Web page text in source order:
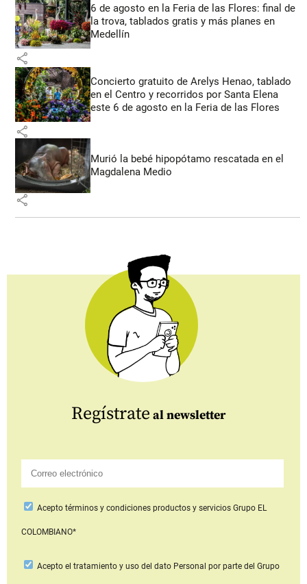
6 de agosto en la Feria de las Flores: final de
la trova, tablados gratis y más planes en
Medellín
share
Concierto gratuito de Arelys Henao, tablado
en el Centro y recorridos por Santa Elena
este 6 de agosto en la Feria de las Flores
share
Murió la bebé hipopótamo rescatada en el
Magdalena Medio
share
Regístrate al newsletter
Aceptotérminos y condiciones productos y serviciosGrupo EL
COLOMBIANO*
Acepto el tratamiento y uso del dato Personal por parte del Grupo